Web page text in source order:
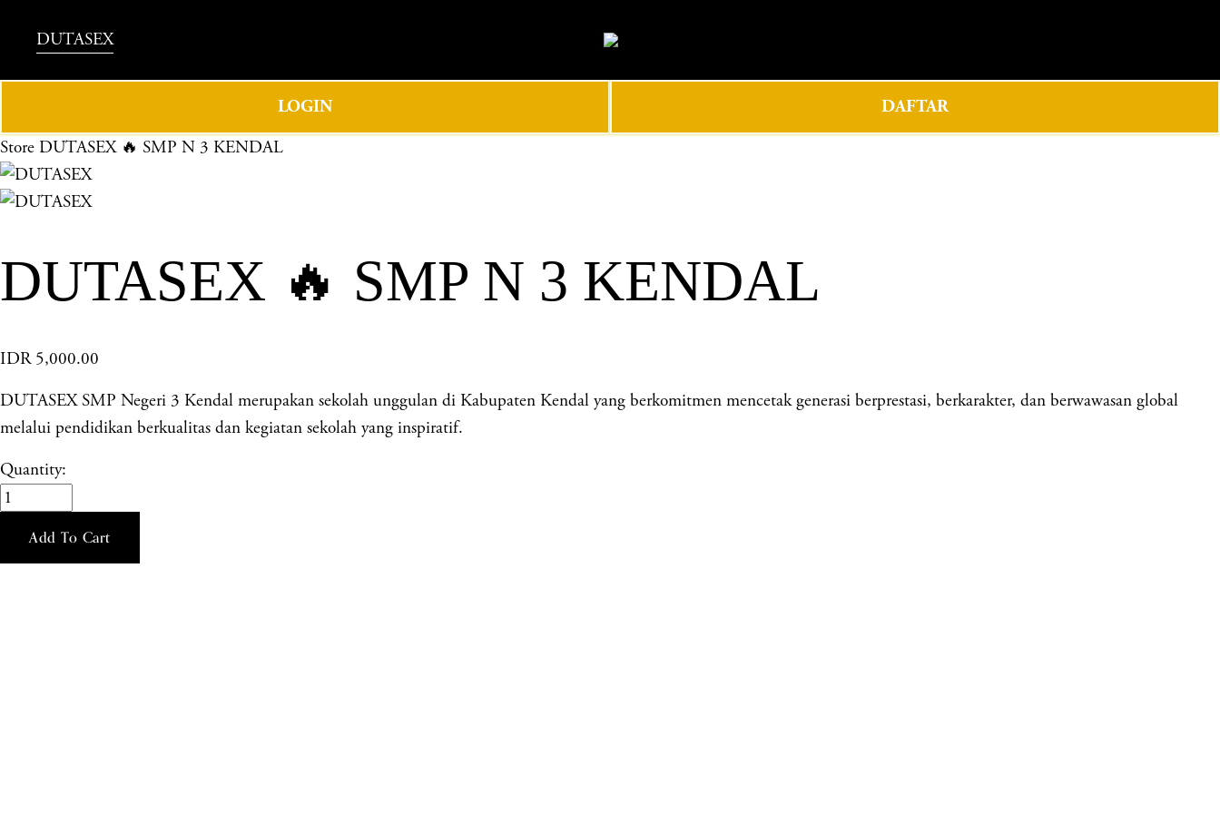
DUTASEX
LOGIN DAFTAR
Store DUTASEX 🔥 SMP N 3 KENDAL
DUTASEX 🔥 SMP N 3 KENDAL
IDR 5,000.00
DUTASEX SMP Negeri 3 Kendal merupakan sekolah unggulan di Kabupaten Kendal yang berkomitmen mencetak generasi berprestasi, berkarakter, dan berwawasan global
melalui pendidikan berkualitas dan kegiatan sekolah yang inspiratif.
Quantity:
Add To Cart